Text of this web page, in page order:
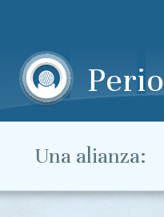
Una alianza: